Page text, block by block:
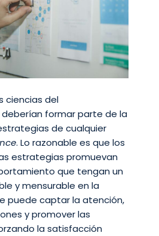
ciencias del
formar parte de la
de cualquier
. Lo razonable es que los
estrategias promuevan
que tengan un
y mensurable en la
puede captar la atención,
y promover las
la satisfacción